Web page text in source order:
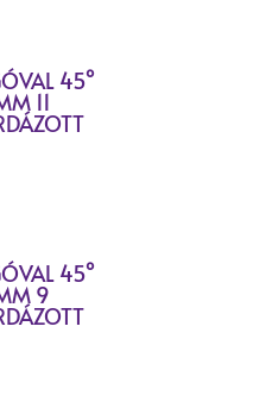
45°
11
45°
9